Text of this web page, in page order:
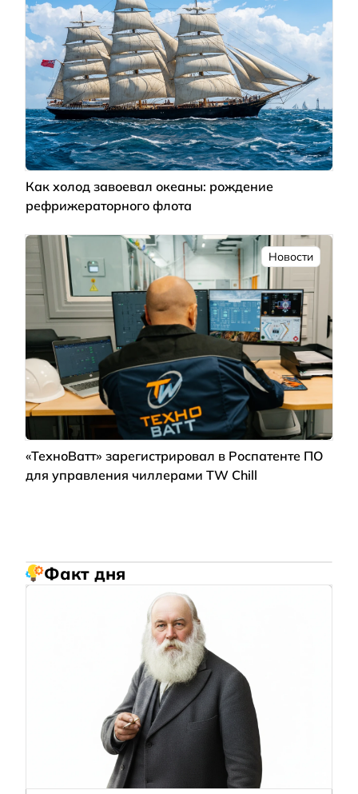
Как холод завоевал океаны: рождение
рефрижераторного флота
Новости
«ТехноВатт» зарегистрировал в Роспатенте ПО
для управления чиллерами TW Chill
Факт дня